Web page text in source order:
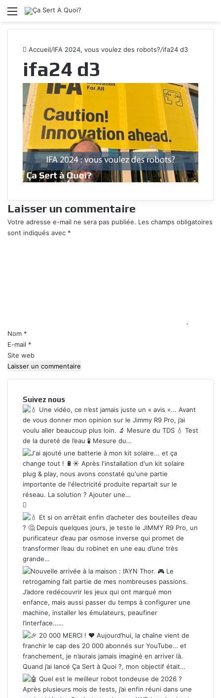
Menu
Accueil/IFA 2024, vous voulez des robots?/ifa24 d3
ifa24 d3
Laisser un commentaire
Votre adresse e-mail ne sera pas publiée. Les champs obligatoires
sont indiqués avec *
i
r
e
*
Nom *
E-mail *
Site web
Suivez nous